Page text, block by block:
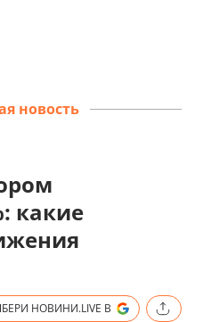
новость
какие
НОВИНИ.LIVE В